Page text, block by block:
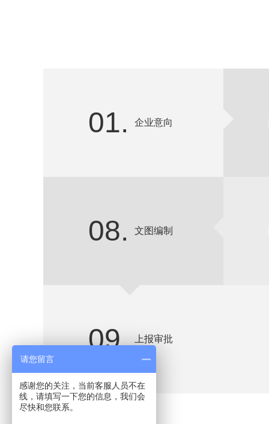
01. 企业意向
08. 文图编制
09. 上报审批
请您留言
感谢您的关注，当前客服人员不在
线，请填写一下您的信息，我们会
尽快和您联系。